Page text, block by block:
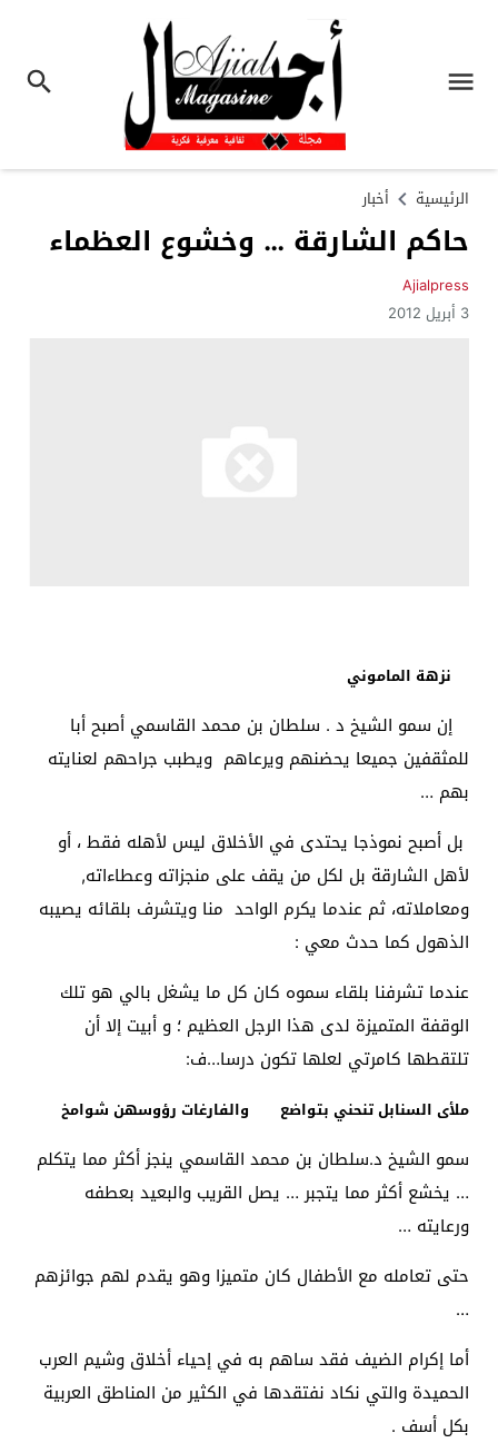
الرئيسية أخبار
حاكم الشارقة … وخشوع العظماء
Ajialpress
3 أبريل 2012
نزهة الماموني
إن سمو الشيخ د . سلطان بن محمد القاسمي أصبح أبا
للمثقفين جميعا يحضنهم ويرعاهم ويطبب جراحهم لعنايته
بهم …
بل أصبح نموذجا يحتدى في الأخلاق ليس لأهله فقط ، أو
لأهل الشارقة بل لكل من يقف على منجزاته وعطاءاته,
ومعاملاته، ثم عندما يكرم الواحد منا ويتشرف بلقائه يصيبه
الذهول كما حدث معي :
عندما تشرفنا بلقاء سموه كان كل ما يشغل بالي هو تلك
الوقفة المتميزة لدى هذا الرجل العظيم ؛ و أبيت إلا أن
تلتقطها كامرتي لعلها تكون درسا…ف:
ملأى السنابل تنحني بتواضع والفارغات رؤوسهن شوامخ
سمو الشيخ د.سلطان بن محمد القاسمي ينجز أكثر مما يتكلم
… يخشع أكثر مما يتجبر … يصل القريب والبعيد بعطفه
ورعايته …
حتى تعامله مع الأطفال كان متميزا وهو يقدم لهم جوائزهم
…
أما إكرام الضيف فقد ساهم به في إحياء أخلاق وشيم العرب
الحميدة والتي نكاد نفتقدها في الكثير من المناطق العربية
بكل أسف .